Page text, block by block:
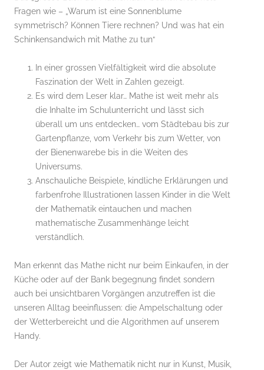
Fragen wie – „Warum ist eine Sonnenblume
symmetrisch? Können Tiere rechnen? Und was hat ein
Schinkensandwich mit Mathe zu tun“
In einer grossen Vielfältigkeit wird die absolute
Faszination der Welt in Zahlen gezeigt.
Es wird dem Leser klar… Mathe ist weit mehr als
die Inhalte im Schulunterricht und lässt sich
überall um uns entdecken… vom Städtebau bis zur
Gartenpflanze, vom Verkehr bis zum Wetter, von
der Bienenwarebe bis in die Weiten des
Universums.
Anschauliche Beispiele, kindliche Erklärungen und
farbenfrohe Illustrationen lassen Kinder in die Welt
der Mathematik eintauchen und machen
mathematische Zusammenhänge leicht
verständlich.
Man erkennt das Mathe nicht nur beim Einkaufen, in der
Küche oder auf der Bank begegnung findet sondern
auch bei unsichtbaren Vorgängen anzutreffen ist die
unseren Alltag beeinflussen: die Ampelschaltung oder
der Wetterbereicht und die Algorithmen auf unserem
Handy.
Der Autor zeigt wie Mathematik nicht nur in Kunst, Musik,